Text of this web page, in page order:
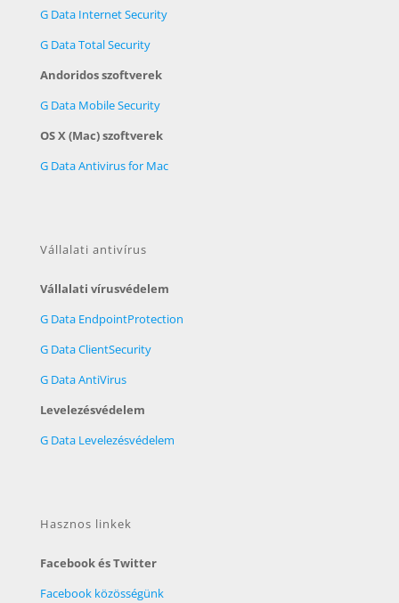
G Data Internet Security
G Data Total Security
Andoridos szoftverek
G Data Mobile Security
OS X (Mac) szoftverek
G Data Antivirus for Mac
Vállalati antivírus
Vállalati vírusvédelem
G Data EndpointProtection
G Data ClientSecurity
G Data AntiVirus
Levelezésvédelem
G Data Levelezésvédelem
Hasznos linkek
Facebook és Twitter
Facebook közösségünk